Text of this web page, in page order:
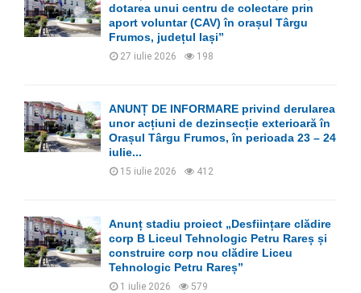
dotarea unui centru de colectare prin
aport voluntar (CAV) în orașul Târgu
Frumos, județul Iași”
27 iulie 2026 198
ANUNȚ DE INFORMARE privind derularea
unor acțiuni de dezinsecție exterioară în
Orașul Târgu Frumos, în perioada 23 – 24
iulie...
15 iulie 2026 412
Anunț stadiu proiect „Desființare clădire
corp B Liceul Tehnologic Petru Rareș și
construire corp nou clădire Liceu
Tehnologic Petru Rareș”
1 iulie 2026 579